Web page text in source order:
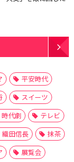
平安時代
スイーツ
時代劇
テレビ
織田信長
抹茶
展覧会